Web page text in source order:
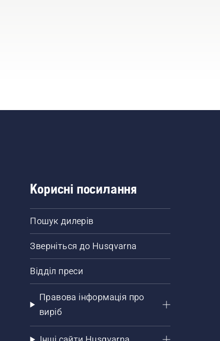
Корисні посилання
Пошук дилерів
Зверніться до Husqvarna
Відділ преси
Правова інформація про
виріб